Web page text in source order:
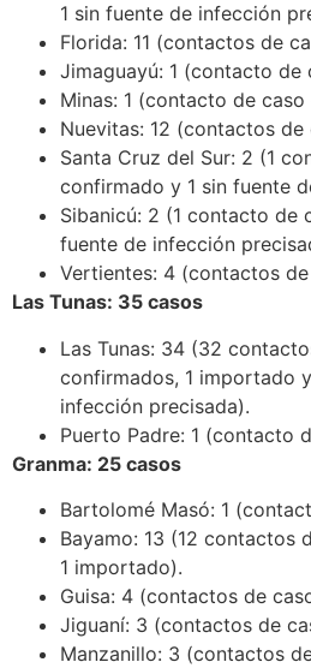
1 sin fuente de infección
Florida: 11 (contactos de
Jimaguayú: 1 (contacto de
Minas: 1 (contacto de
Nuevitas: 12 (contactos
Santa Cruz del Sur: 2 (1
confirmado y 1 sin fuente
Sibanicú: 2 (1 contacto de
fuente de infección
Vertientes: 4 (contactos
Las Tunas: 35 casos
Las Tunas: 34 (32
confirmados, 1 importado
infección precisada).
Puerto Padre: 1 (contacto
Granma: 25 casos
Bartolomé Masó: 1
Bayamo: 13 (12 contactos
1 importado).
Guisa: 4 (contactos de
Jiguaní: 3 (contactos de
Manzanillo: 3 (contactos